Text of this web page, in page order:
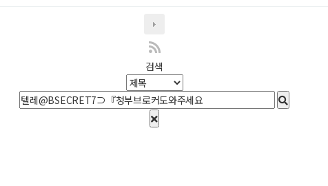
검색